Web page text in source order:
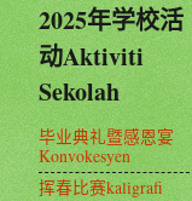
2025年学校活
动Aktiviti
Sekolah
毕业典礼暨感恩宴
Konvokesyen
挥春比赛kaligrafi